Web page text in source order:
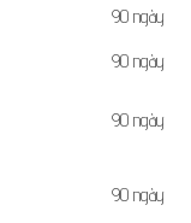
90 ngày
90 ngày
90 ngày
90 ngày